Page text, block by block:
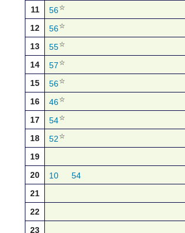
11 56☆
12 56☆
13 55☆
14 57 ☆
15 56☆
16 46☆
17 54☆
18 52 ☆
19
20
10 54
21
22
23